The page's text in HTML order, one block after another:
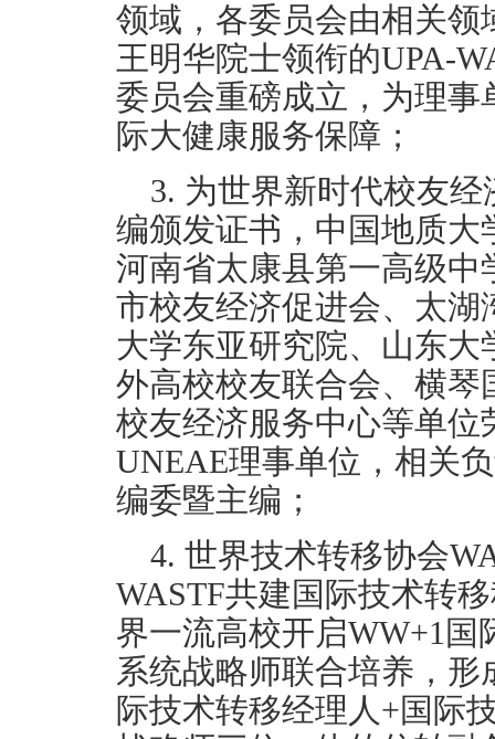
领域，各委员会由相关
王明华院士领衔的UPA-
委员会重磅成立，为理
际大健康服务保障；
3. 为世界新时代校友
编颁发证书，中国地质
河南省太康县第一高级
市校友经济促进会、太
大学东亚研究院、山东
外高校校友联合会、横
校友经济服务中心等单
UNEAE理事单位，相关
编委暨主编；
4. 世界技术转移协会
WASTF共建国际技术转
界一流高校开启WW+1
系统战略师联合培养，
际技术转移经理人+国际